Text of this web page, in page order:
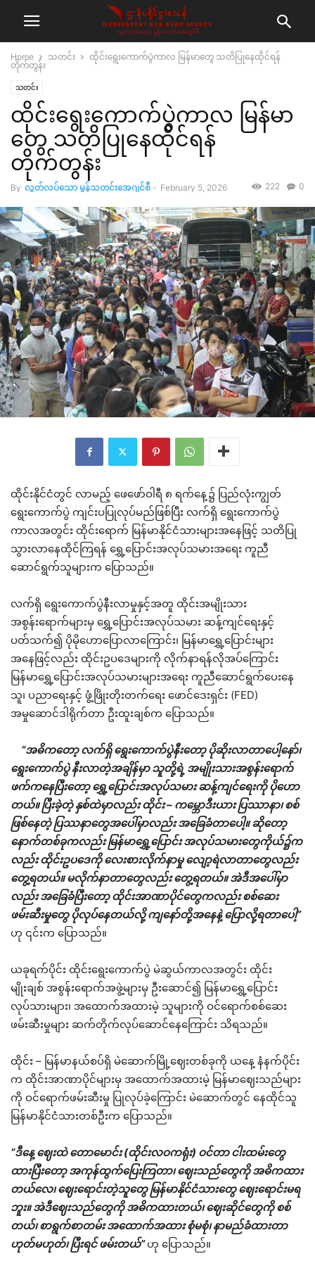
Home သတင်း
ထိုင်းရွေးကောက်ပွဲကာလ မြန်မာတွေ သတိပြုနေထိုင်ရန်
တိုက်တွန်း
သတင်း
ထိုင်းရွေးကောက်ပွဲကာလ မြန်မာ
တွေ သတိပြုနေထိုင်ရန်
တိုက်တွန်း
By လွတ်လပ်သော မွန်သတင်းအေဂျင်စီ - February 5, 2026 0
222
ထိုင်းနိုင်ငံတွင် လာမည့် ဖေဖော်ဝါရီ ၈ ရက်နေ့၌ ပြည်လုံးကျွတ်
ရွေးကောက်ပွဲ ကျင်းပပြုလုပ်မည်ဖြစ်ပြီး လက်ရှိ ရွေးကောက်ပွဲ
ကာလအတွင်း ထိုင်းရောက် မြန်မာနိုင်ငံသားများအနေဖြင့် သတိပြု
သွားလာနေထိုင်ကြရန် ရွှေ့ပြောင်းအလုပ်သမားအရေး ကူညီ
ဆောင်ရွက်သူများက ပြောသည်။
လက်ရှိ ရွေးကောက်ပွဲနီးလာမှုနှင့်အတူ ထိုင်းအမျိုးသား
အစွန်းရောက်များမှ ရွှေ့ပြောင်းအလုပ်သမား ဆန့်ကျင်ရေးနှင့်
ပတ်သက်၍ ပိုမိုဟောပြောလာကြောင်း၊ မြန်မာရွှေ့ပြောင်းများ
အနေဖြင့်လည်း ထိုင်းဥပဒေများကို လိုက်နာရန်လိုအပ်ကြောင်း
မြန်မာရွှေ့ပြောင်းအလုပ်သမားများအရေး ကူညီဆောင်ရွက်ပေးနေ
သူ၊ ပညာရေးနှင့် ဖွံ့ဖြိုးတိုးတက်ရေး ဖောင်ဒေးရှင်း (FED)
အမှုဆောင်ဒါရိုက်တာ ဦးထူးချစ်က ပြောသည်။
“အဓိကတော့ လက်ရှိ ရွေးကောက်ပွဲနီးတော့ ပိုဆိုးလာတာပေါ့နော်၊
ရွေးကောက်ပွဲ နီးလာတဲ့အချိန်မှာ သူတို့ရဲ့ အမျိုးသားအစွန်းရောက်
ဖက်ကနေပြီးတော့ ရွှေ့ပြောင်းအလုပ်သမား ဆန့်ကျင်ရေးကို ပိုဟော
တယ်။ ပြီးခဲ့တဲ့ နှစ်ထဲမှာလည်း ထိုင်း – ကမ္ဘောဒီးယား ပြဿာနာ၊ စစ်
ဖြစ်နေတဲ့ ပြဿနာတွေအပေါ်မှာလည်း အခြေခံတာပေါ့။ ဆိုတော့
နောက်တစ်ခုကလည်း မြန်မာရွှေ့ပြောင်း အလုပ်သမားတွေကိုယ်၌က
လည်း ထိုင်းဥပဒေကို လေးစားလိုက်နာမှု လျော့ရဲလာတာတွေလည်း
တွေ့ရတယ်။ မလိုက်နာတာတွေလည်း တွေ့ရတယ်။ အဲဒီအပေါ်မှာ
လည်း အခြေခံပြီးတော့ ထိုင်းအာဏာပိုင်တွေကလည်း စစ်ဆေး
ဖမ်းဆီးမှုတွေ ပိုလုပ်နေတယ်လို့ ကျနော်တို့အနေနဲ့ ပြောလို့ရတာပေါ့”
ဟု ၎င်းက ပြောသည်။
ယခုရက်ပိုင်း ထိုင်းရွေးကောက်ပွဲ မဲဆွယ်ကာလအတွင်း ထိုင်း
မျိုးချစ် အစွန်းရောက်အဖွဲ့များမှ ဦးဆောင်၍ မြန်မာရွှေ့ပြောင်း
လုပ်သားများ၊ အထောက်အထားမဲ့ သူများကို ဝင်ရောက်စစ်ဆေး
ဖမ်းဆီးမှုများ ဆက်တိုက်လုပ်ဆောင်နေကြောင်း သိရသည်။
ထိုင်း – မြန်မာနယ်စပ်ရှိ မဲဆောက်မြို့ဈေးတစ်ခုကို ယနေ့ နံနက်ပိုင်း
က ထိုင်းအာဏာပိုင်များမှ အထောက်အထားမဲ့ မြန်မာဈေးသည်များ
ကို ဝင်ရောက်ဖမ်းဆီးမှု ပြုလုပ်ခဲ့ကြောင်း မဲဆောက်တွင် နေထိုင်သူ
မြန်မာနိုင်ငံသားတစ်ဦးက ပြောသည်။
“ဒီနေ့ ဈေးထဲ တောမောင်း (ထိုင်းလဝကရုံး) ဝင်တာ ငါးထမ်းတွေ
ထားပြီးတော့ အကုန်ထွက်ပြေးကြတာ၊ ဈေးသည်တွေကို အဓိကထား
တယ်လေ၊ ဈေးရောင်းတဲ့သူတွေ မြန်မာနိုင်ငံသားတွေ ဈေးရောင်းမရ
ဘူး။ အဲဒီဈေးသည်တွေကို အဓိကထားတယ်၊ ဈေးဆိုင်တွေကို စစ်
တယ်၊ စာရွက်စာတမ်း အထောက်အထား စုံမစုံ၊ နာမည်ခံထားတာ
ဟုတ်မဟုတ်၊ ပြီးရင် ဖမ်းတယ်”ဟု ပြောသည်။